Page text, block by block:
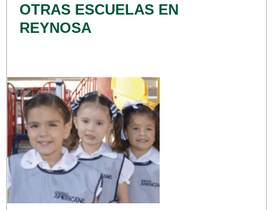
OTRAS ESCUELAS EN
REYNOSA